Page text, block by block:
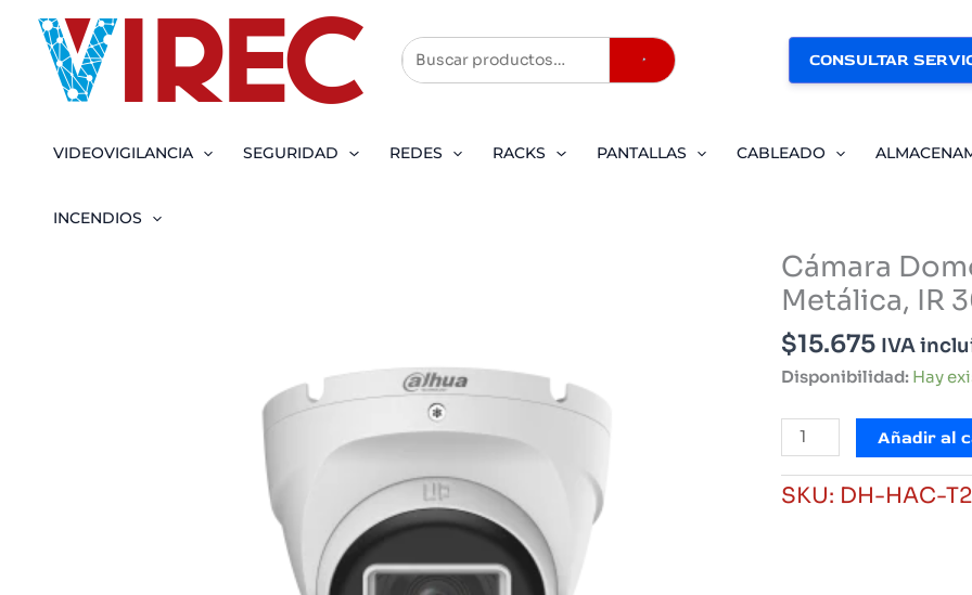
contenido
Buscar CONSULTAR
VIDEOVIGILANCIA SEGURIDAD REDES RACKS PANTALLAS CABLEADO
INCENDIOS
Cámara
Metálica, IR
$15.675 IVA
Disponibilidad: Hay
Cámara
Domo
Dahua
HDCVI
Añadir al
SKU: DH-HAC-